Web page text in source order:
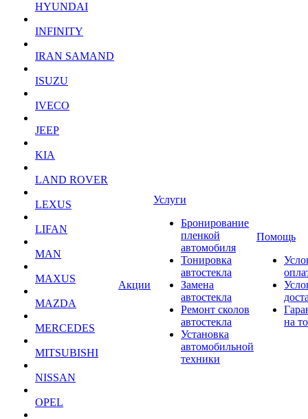
HYUNDAI
INFINITY
IRAN SAMAND
ISUZU
IVECO
JEEP
KIA
LAND ROVER
LEXUS
LIFAN
MAN
MAXUS
MAZDA
MERCEDES
MITSUBISHI
NISSAN
OPEL
Акции
Услуги
Бронирование
пленкой
автомобиля
Тонировка
автостекла
Замена
автостекла
Ремонт сколов
автостекла
Установка
автомобильной
техники
Помощь
на